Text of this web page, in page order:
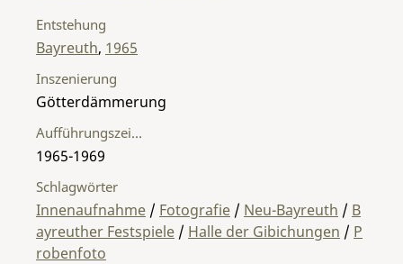
Entstehung
Bayreuth, 1965
Inszenierung
Götterdämmerung
Aufführungszeitraum
1965-1969
Schlagwörter
Innenaufnahme / Fotografie / Neu-Bayreuth / B
ayreuther Festspiele / Halle der Gibichungen / P
robenfoto